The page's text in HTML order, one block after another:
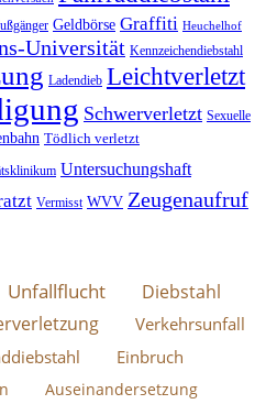
Geldbörse Graffiti Heuchelhof
Universität Kennzeichendiebstahl
Ladendieb Leichtverletzt
Schwerverletzt Sexuelle
Tödlich verletzt
Untersuchungshaft
Vermisst WVV Zeugenaufruf
Unfallflucht
Diebstahl
Verkehrsunfall
Einbruch
Auseinandersetzung